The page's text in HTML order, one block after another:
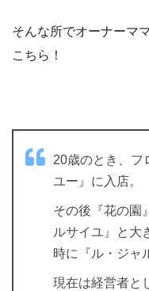
そんな所でオーナーマ
こちら！
20歳のとき、フ
ユー』に入店。
その後『花の園
ルサイユ』と大
時に『ル・ジャ
現在は経営者と